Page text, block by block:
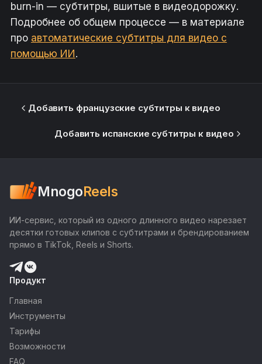
burn-in — субтитры, вшитые в видеодорожку.
Подробнее об общем процессе — в материале
про автоматические субтитры для видео с
помощью ИИ .
Добавить французские субтитры к видео
Добавить испанские субтитры к видео
MnogoReels
ИИ-сервис, который из одного длинного видео нарезает
десятки готовых клипов с субтитрами и брендированием
прямо в TikTok, Reels и Shorts.
Продукт
Главная
Инструменты
Тарифы
Возможности
FAQ